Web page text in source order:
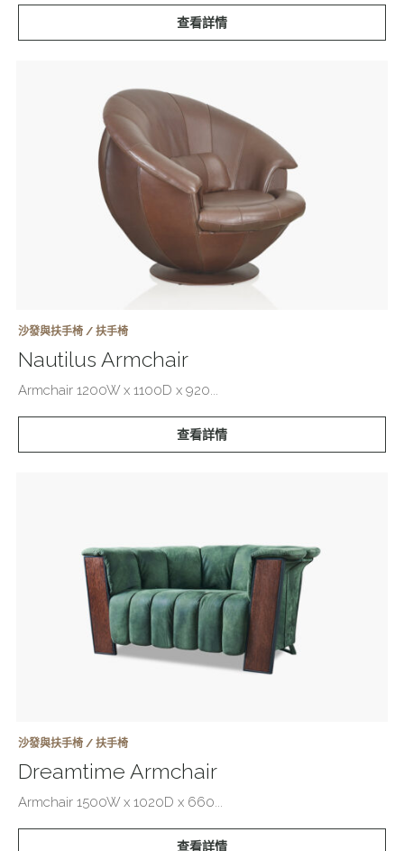
查看詳情
沙發與扶手椅 / 扶手椅
Nautilus Armchair
Armchair 1200W x 1100D x 920...
查看詳情
沙發與扶手椅 / 扶手椅
Dreamtime Armchair
Armchair 1500W x 1020D x 660...
查看詳情